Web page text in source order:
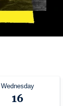
Wednesday
16